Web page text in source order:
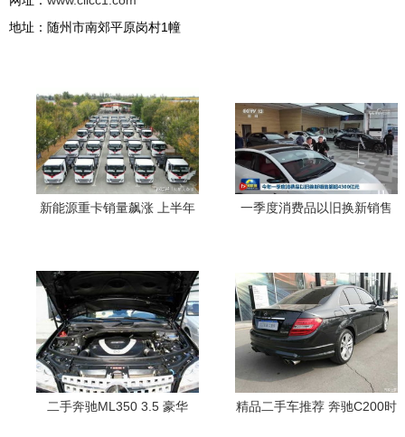
地址：随州市南郊平原岗村1幢
新能源重卡销量飙涨 上半年
一季度消费品以旧换新销售
二手奔驰ML350 3.5 豪华
精品二手车推荐 奔驰C200时